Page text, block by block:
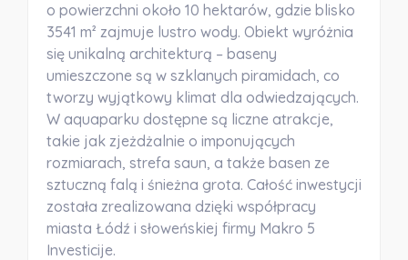
o powierzchni około 10 hektarów, gdzie blisko
3541 m² zajmuje lustro wody. Obiekt wyróżnia
się unikalną architekturą – baseny
umieszczone są w szklanych piramidach, co
tworzy wyjątkowy klimat dla odwiedzających.
W aquaparku dostępne są liczne atrakcje,
takie jak zjeżdżalnie o imponujących
rozmiarach, strefa saun, a także basen ze
sztuczną falą i śnieżna grota. Całość inwestycji
została zrealizowana dzięki współpracy
miasta Łódź i słoweńskiej firmy Makro 5
Investicije.